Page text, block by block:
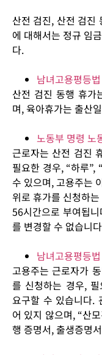
산전 검진, 산전 검진
에 대해서는 정규 임
다.
남녀고용평등
산전 검진 동행 휴가
며, 육아휴가는 출산
노동부 명령 노
근로자는 산전 검진
필요한 경우, “하루”,
수 있으며, 고용주는
위로 휴가를 신청하
56시간으로 부여됩
를 변경할 수 없습니
남녀고용평등
고용주는 근로자가
를 신청하는 경우,
요구할 수 있습니다.
어 있지 않으며, “산
행 증명서, 출생증명